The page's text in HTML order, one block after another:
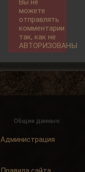
Вы не
можете
отправлять
комментарии
так, как не
АВТОРИЗОВАНЫ
Общие данные:
Администрация